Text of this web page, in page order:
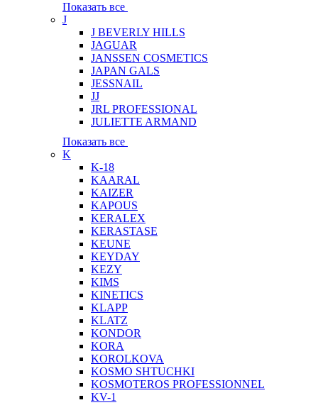
Показать все
J
J BEVERLY HILLS
JAGUAR
JANSSEN COSMETICS
JAPAN GALS
JESSNAIL
JJ
JRL PROFESSIONAL
JULIETTE ARMAND
Показать все
K
K-18
KAARAL
KAIZER
KAPOUS
KERALEX
KERASTASE
KEUNE
KEYDAY
KEZY
KIMS
KINETICS
KLAPP
KLATZ
KONDOR
KORA
KOROLKOVA
KOSMO SHTUCHKI
KOSMOTEROS PROFESSIONNEL
KV-1